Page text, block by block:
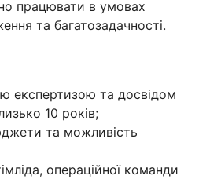
працювати в умовах
та багатозадачності.
експертизою та досвідом
10 років;
та можливість
операційної команди